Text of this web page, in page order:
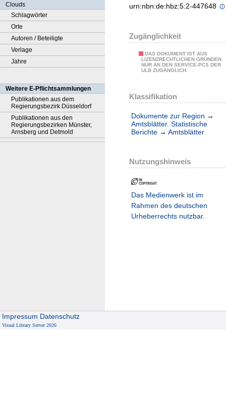
Clouds
Schlagwörter
Orte
Autoren / Beteiligte
Verlage
Jahre
Weitere E-Pflichtsammlungen
Publikationen aus dem
Regierungsbezirk Düsseldorf
Publikationen aus den
Regierungsbezirken Münster,
Arnsberg und Detmold
urn:nbn:de:hbz:5:2-447648
Zugänglichkeit
DAS DOKUMENT IST AUS
LIZENZRECHTLICHEN GRÜNDEN
NUR AN DEN SERVICE-PCS DER
ULB ZUGÄNGLICH.
Klassifikation
Dokumente zur Region →
Amtsblätter. Statistische
Berichte → Amtsblätter
Nutzungshinweis
Das Medienwerk ist im
Rahmen des deutschen
Urheberrechts nutzbar.
Impressum Datenschutz
Visual Library Server 2026